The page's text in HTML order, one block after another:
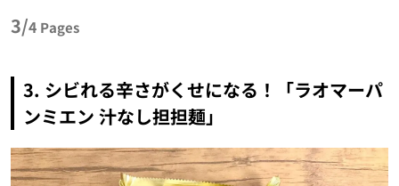
3/4 Pages
3. シビれる辛さがくせになる！「ラオマーパ
ンミエン 汁なし担担麺」